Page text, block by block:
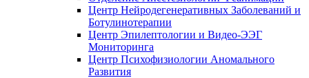
Центр Нейродегенеративных Заболеваний и
Ботулинотерапии
Центр Эпилептологии и Видео-ЭЭГ
Мониторинга
Центр Психофизиологии Аномального
Развития